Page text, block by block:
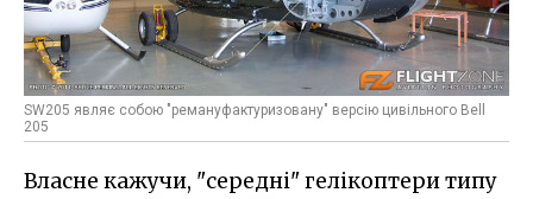
SW205 являє собою "ремануфактуризовану" версію цивільного Bell
205
Власне кажучи, "середні" гелікоптери типу